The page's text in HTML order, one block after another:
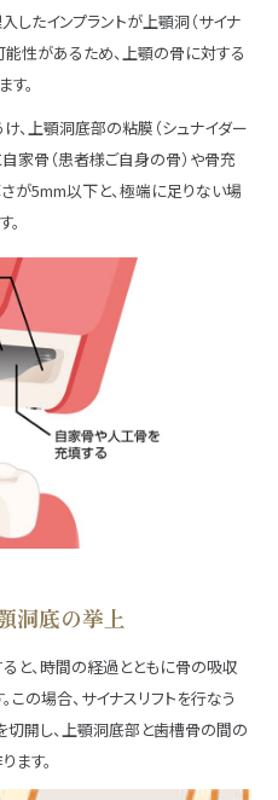
したインプラントが上顎洞（サイナ
能性があるため、上顎の骨に対する
。
、上顎洞底部の粘膜（シュナイダー
家骨（患者様ご自身の骨）や骨充
が5mm以下と、極端に足りない場
洞底の挙上
と、時間の経過とともに骨の吸収
の場合、サイナスリフトを行なう
切開し、上顎洞底部と歯槽骨の間の
ます。